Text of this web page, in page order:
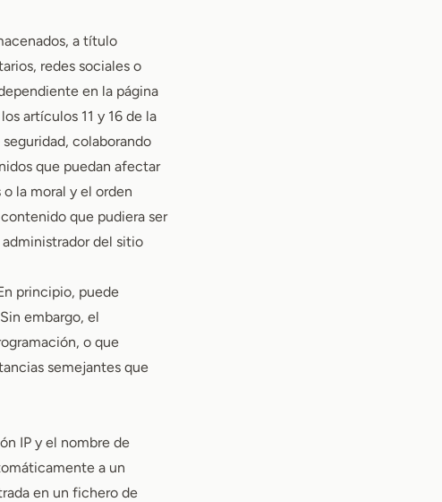
a título
redes sociales o
en la página
artículos 11 y 16 de la
colaborando
que puedan afectar
la moral y el orden
que pudiera ser
del sitio
principio, puede
embargo, el
o que
semejantes que
IP y el nombre de
a un
en un fichero de